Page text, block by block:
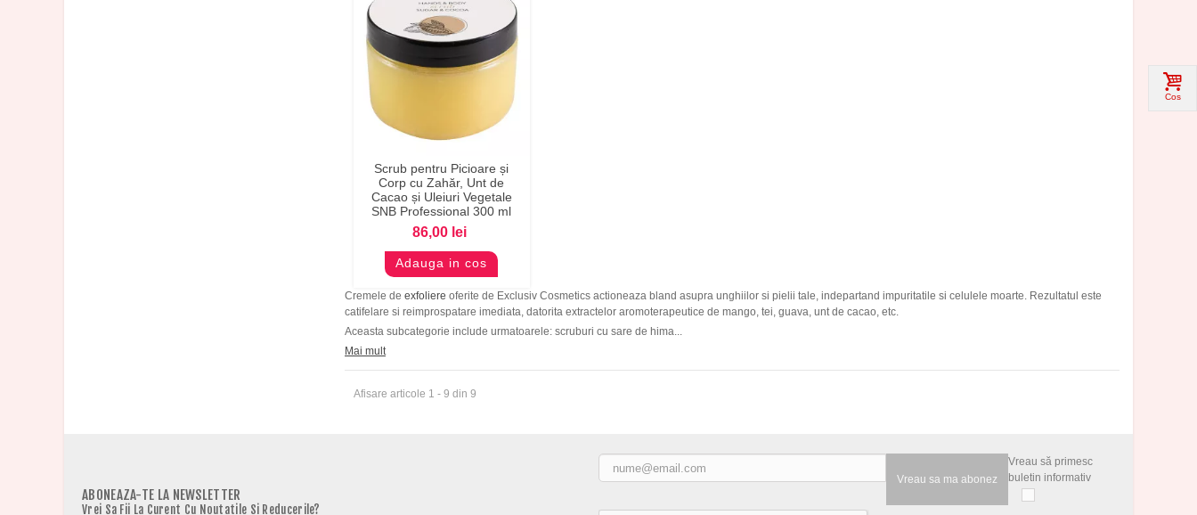
Previzualizare
Scrub pentru Picioare și
Corp cu Zahăr, Unt de
Cacao și Uleiuri Vegetale
SNB Professional 300 ml
86,00 lei
Adauga in cos
Cremele de exfoliere oferite de Exclusiv Cosmetics actioneaza bland asupra unghiilor si pielii tale, indepartand impuritatile si celulele moarte. Rezultatul este
catifelare si reimprospatare imediata, datorita extractelor aromoterapeutice de mango, tei, guava, unt de cacao, etc.
Aceasta subcategorie include urmatoarele: scruburi cu sare de hima...
Mai mult
Afisare articole 1 - 9 din 9
ABONEAZA-TE LA NEWSLETTER
Vrei Sa Fii La Curent Cu Noutatile Si Reducerile?
Vreau sa ma abonez
Vreau să primesc
buletin informativ
Cos